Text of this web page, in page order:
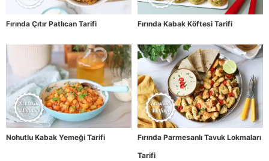
Fırında Çıtır Patlıcan Tarifi Fırında Kabak Köftesi Tarifi
Nohutlu Kabak Yemeği Tarifi
Fırında Parmesanlı Tavuk Lokmaları
Tarifi